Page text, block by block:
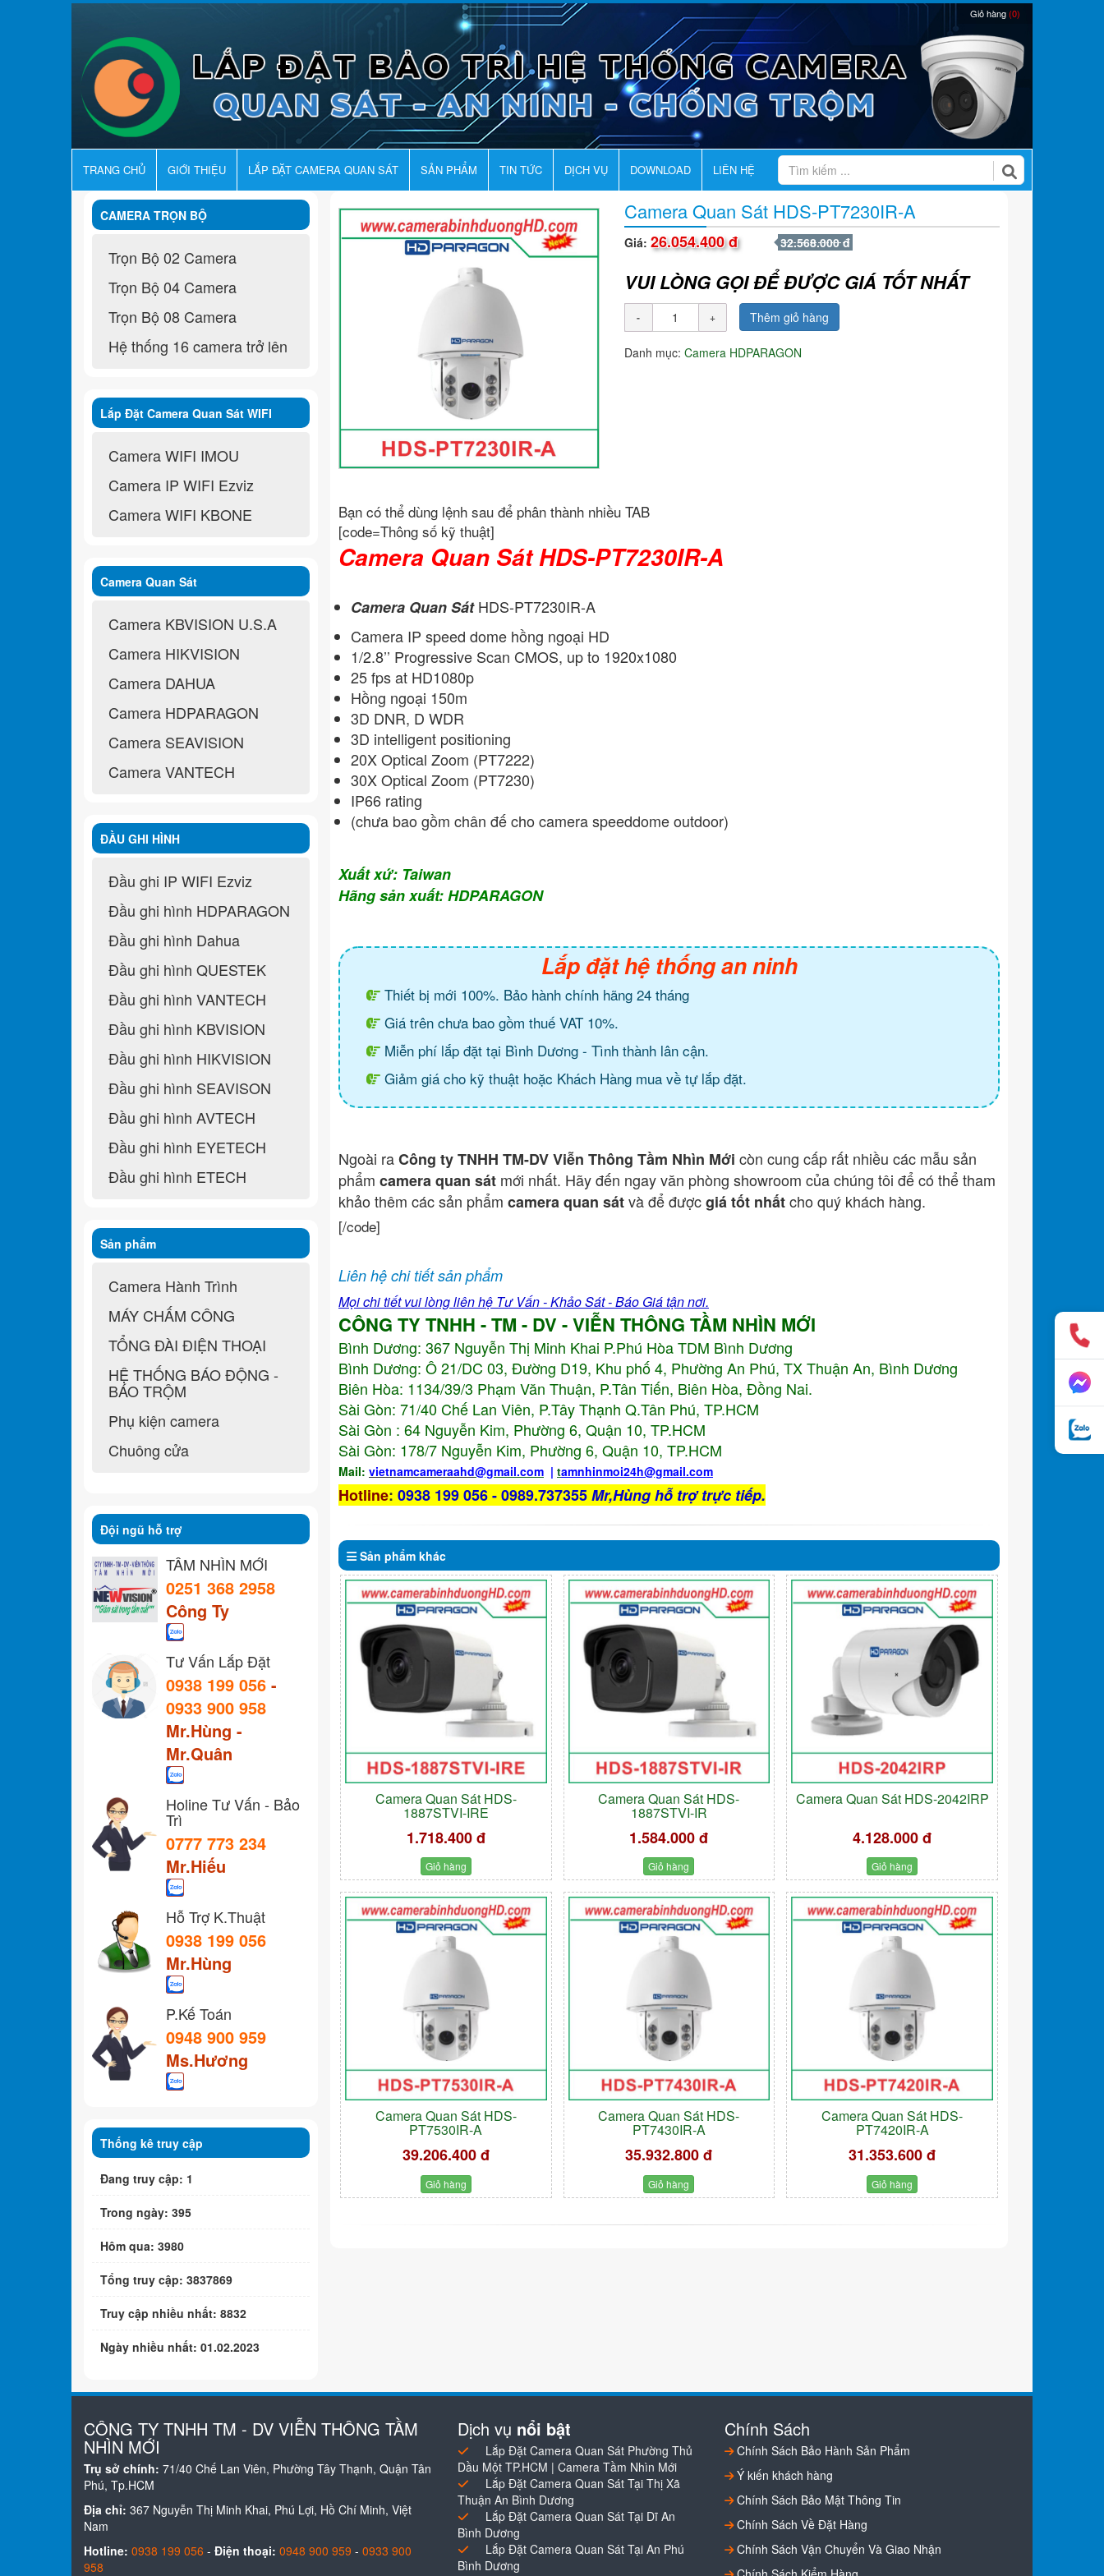
Giỏ hàng(0)
TRANG CHỦ GIỚI THIỆU LẮP ĐẶT CAMERA QUAN SÁT SẢN PHẨM TIN TỨC DỊCH VỤ DOWNLOAD LIÊN HỆ
Camera Quan Sát HDS-PT7230IR-A
Giá: 26.054.400 đ 32.568.000 đ
VUI LÒNG GỌI ĐỂ ĐƯỢC GIÁ TỐT NHẤT
Thêm giỏ hàng
Danh mục: Camera HDPARAGON
Bạn có thể dùng lệnh sau để phân thành nhiều TAB
[code=Thông số kỹ thuật]
Camera Quan Sát HDS-PT7230IR-A
Camera Quan SátHDS-PT7230IR-A
Camera IP speed dome hồng ngoại HD
1/2.8’’ Progressive Scan CMOS, up to 1920x1080
25 fps at HD1080p
Hồng ngoại 150m
3D DNR, D WDR
3D intelligent positioning
20X Optical Zoom (PT7222)
30X Optical Zoom (PT7230)
IP66 rating
(chưa bao gồm chân đế cho camera speeddome outdoor)
Xuất xứ: Taiwan
Hãng sản xuất: HDPARAGON
Lắp đặt hệ thống an ninh
Thiết bị mới 100%. Bảo hành chính hãng 24 tháng
Giá trên chưa bao gồm thuế VAT 10%.
Miễn phí lắp đặt tại Bình Dương - Tình thành lân cận.
Giảm giá cho kỹ thuật hoặc Khách Hàng mua về tự lắp đặt.
Ngoài raCông ty TNHH TM-DV Viễn Thông Tầm Nhìn Mới còn cung cấp rất nhiều các mẫu sản
phẩm camera quan sát mới nhất. Hãy đến ngay văn phòng showroom của chúng tôi để có thể tham
khảo thêm các sản phẩm camera quan sátvà để đượcgiá tốt nhấtcho quý khách hàng.
[/code]
Liên hệ chi tiết sản phẩm
Mọi chi tiết vui lòng liên hệ Tư Vấn - Khảo Sát - Báo Giá tận nơi.
CÔNG TY TNHH - TM - DV - VIỄN THÔNG TẦM NHÌN MỚI
Bình Dương: 367 Nguyễn Thị Minh Khai P.Phú Hòa TDM Bình Dương
Bình Dương: Ô 21/DC 03, Đường D19, Khu phố 4, Phường An Phú, TX Thuận An, Bình Dương
Biên Hòa: 1134/39/3 Phạm Văn Thuận, P.Tân Tiến, Biên Hòa, Đồng Nai.
Sài Gòn: 71/40 Chế Lan Viên, P.Tây Thạnh Q.Tân Phú, TP.HCM
Sài Gòn : 64 Nguyễn Kim, Phường 6, Quận 10, TP.HCM
Sài Gòn: 178/7 Nguyễn Kim, Phường 6, Quận 10, TP.HCM
Mail: vietnamcameraahd@gmail.com | tamnhinmoi24h@gmail.com
Hotline: 0938 199 056 - 0989.737355Mr,Hùng hỗ trợ trực tiếp.
Sản phẩm khác
Camera Quan Sát HDS-
1887STVI-IRE
1.718.400 đ
Giỏ hàng
Camera Quan Sát HDS-
1887STVI-IR
1.584.000 đ
Giỏ hàng
Camera Quan Sát HDS-2042IRP
4.128.000 đ
Giỏ hàng
Camera Quan Sát HDS-
PT7530IR-A
39.206.400 đ
Giỏ hàng
Camera Quan Sát HDS-
PT7430IR-A
35.932.800 đ
Giỏ hàng
Camera Quan Sát HDS-
PT7420IR-A
31.353.600 đ
Giỏ hàng
CAMERA TRỌN BỘ
Trọn Bộ 02 Camera
Trọn Bộ 04 Camera
Trọn Bộ 08 Camera
Hệ thống 16 camera trở lên
Lắp Đặt Camera Quan Sát WIFI
Không Dây
Camera WIFI IMOU
Camera IP WIFI Ezviz
Camera WIFI KBONE
Camera Quan Sát
Camera KBVISION U.S.A
Camera HIKVISION
Camera DAHUA
Camera HDPARAGON
Camera SEAVISION
Camera VANTECH
ĐẦU GHI HÌNH
Đầu ghi IP WIFI Ezviz
Đầu ghi hình HDPARAGON
Đầu ghi hình Dahua
Đầu ghi hình QUESTEK
Đầu ghi hình VANTECH
Đầu ghi hình KBVISION
Đầu ghi hình HIKVISION
Đầu ghi hình SEAVISON
Đầu ghi hình AVTECH
Đầu ghi hình EYETECH
Đầu ghi hình ETECH
Sản phẩm
Camera Hành Trình
MÁY CHẤM CÔNG
TỔNG ĐÀI ĐIỆN THOẠI
HỆ THỐNG BÁO ĐỘNG -
BÁO TRỘM
Phụ kiện camera
Chuông cửa
Đội ngũ hỗ trợ
TẦM NHÌN MỚI
0251 368 2958
Công Ty
Tư Vấn Lắp Đặt
0938 199 056 -
0933 900 958
Mr.Hùng -
Mr.Quân
Holine Tư Vấn - Bảo
Trì
0777 773 234
Mr.Hiếu
Hỗ Trợ K.Thuật
0938 199 056
Mr.Hùng
P.Kế Toán
0948 900 959
Ms.Hương
Thống kê truy cập
Đang truy cập: 1
Trong ngày: 395
Hôm qua: 3980
Tổng truy cập: 3837869
Truy cập nhiều nhất: 8832
Ngày nhiều nhất: 01.02.2023
CÔNG TY TNHH TM - DV VIỄN THÔNG TẦM
NHÌN MỚI
Trụ sở chính: 71/40 Chế Lan Viên, Phường Tây Thạnh, Quận Tân
Phú, Tp.HCM
Địa chỉ: 367 Nguyễn Thị Minh Khai, Phú Lợi, Hồ Chí Minh, Việt
Nam
Hotline: 0938 199 056 - Điện thoại: 0948 900 959 - 0933 900
958
Dịch vụ nổi bật
Lắp Đặt Camera Quan Sát Phường Thủ
Dầu Một TP.HCM | Camera Tầm Nhìn Mới
Lắp Đặt Camera Quan Sát Tại Thị Xã
Thuận An Bình Dương
Lắp Đặt Camera Quan Sát Tại Dĩ An
Bình Dương
Lắp Đặt Camera Quan Sát Tại An Phú
Bình Dương
Chính Sách
Chính Sách Bảo Hành Sản Phẩm
Ý kiến khách hàng
Chính Sách Bảo Mật Thông Tin
Chính Sách Về Đặt Hàng
Chính Sách Vận Chuyển Và Giao Nhận